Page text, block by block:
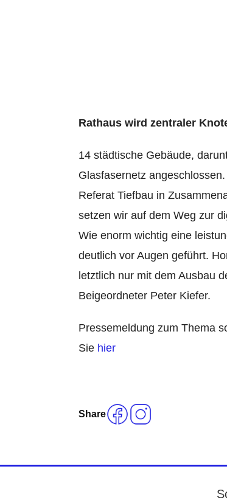
Rathaus wird zentraler
14 städtische Gebäude,
Glasfasernetz
Referat Tiefbau in
setzen wir auf dem Weg zur
Wie enorm wichtig eine
deutlich vor Augen geführt.
letztlich nur mit dem Ausbau
Beigeordneter Peter Kiefer.
Pressemeldung zum Thema
Sie hier
Share